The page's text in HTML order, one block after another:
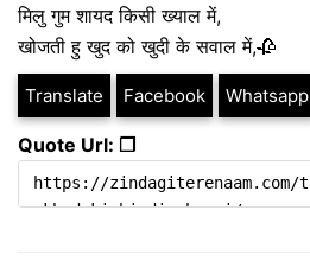
मिलु गुम शायद किसी ख्याल में,
खोजती हु खुद को खुदी के सवाल में,🥀
Translate Facebook Whatsapp
Quote Url: ❐